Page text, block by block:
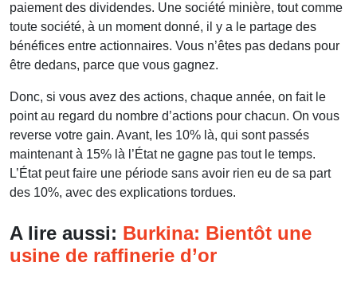
paiement des dividendes. Une société minière, tout comme
toute société, à un moment donné, il y a le partage des
bénéfices entre actionnaires. Vous n’êtes pas dedans pour
être dedans, parce que vous gagnez.
Donc, si vous avez des actions, chaque année, on fait le
point au regard du nombre d’actions pour chacun. On vous
reverse votre gain. Avant, les 10% là, qui sont passés
maintenant à 15% là l’État ne gagne pas tout le temps.
L’État peut faire une période sans avoir rien eu de sa part
des 10%, avec des explications tordues.
A lire aussi: Burkina: Bientôt une
usine de raffinerie d’or